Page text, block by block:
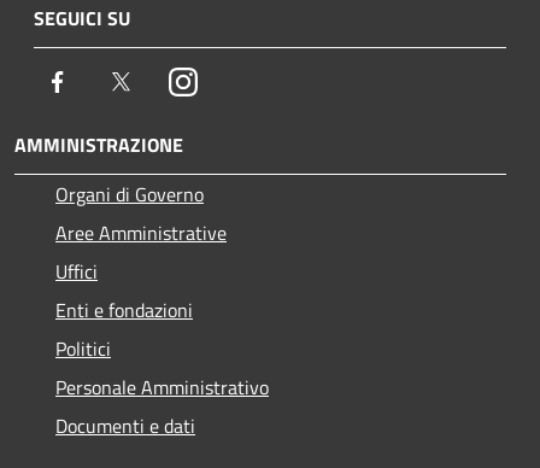
SEGUICI SU
Facebook TwitterInstagram
AMMINISTRAZIONE
Organi di Governo
Aree Amministrative
Uffici
Enti e fondazioni
Politici
Personale Amministrativo
Documenti e dati